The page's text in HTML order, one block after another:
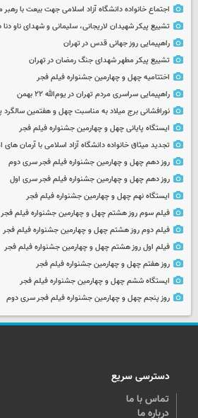
اجتماع خانواده دانشگاه آزاد اسلامی جهت بیعت با
تشییع پیکر شهیدان لاریجانی، سلیمانی و شهدای ناو دنا
راهپیمایی روز جهانی قدس در تهران
تشییع پیکر مطهر شهدای جنگ رمضان در تهران
اختتامیه چهل و چهارمین جشنواره فیلم فجر
راهپیمایی سراسری مردم تهران در یوم‌الله ۲۲ بهمن
نورافشانی برج میلاد به مناسبت چهل‌ و هفتمین سالگرد
ایستگاه پایانی چهل و چهارمین جشنواره فیلم فجر
تجدید میثاق خانواده دانشگاه آزاد اسلامی با آرمان
روز دهم چهل و چهارمین جشنواره فیلم فجر سری دوم
روز دهم چهل و چهارمین جشنواره فیلم فجر سری اول
ایستگاه نهم چهل و چهارمین جشنواره فیلم فجر
فیلم سوم روز هشتم چهل و چهارمین جشنواره فیلم فجر
فیلم دوم روز هشتم چهل و چهارمین جشنواره فیلم فجر
فیلم اول روز هشتم چهل و چهارمین جشنواره فیلم فجر
روز هفتم چهل و چهارمین جشنواره فیلم فجر
ایستگاه ششم چهل و چهارمین جشنواره فیلم فجر
روز پنجم چهل و چهارمین جشنواره فیلم فجر سری دوم
دسترسی سریع
تماس با ما
درباره ما